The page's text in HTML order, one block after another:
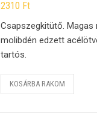
2310 Ft
Csapszegkitütő.
molibdén edzett
tartós.
KOSÁRBA RAKOM